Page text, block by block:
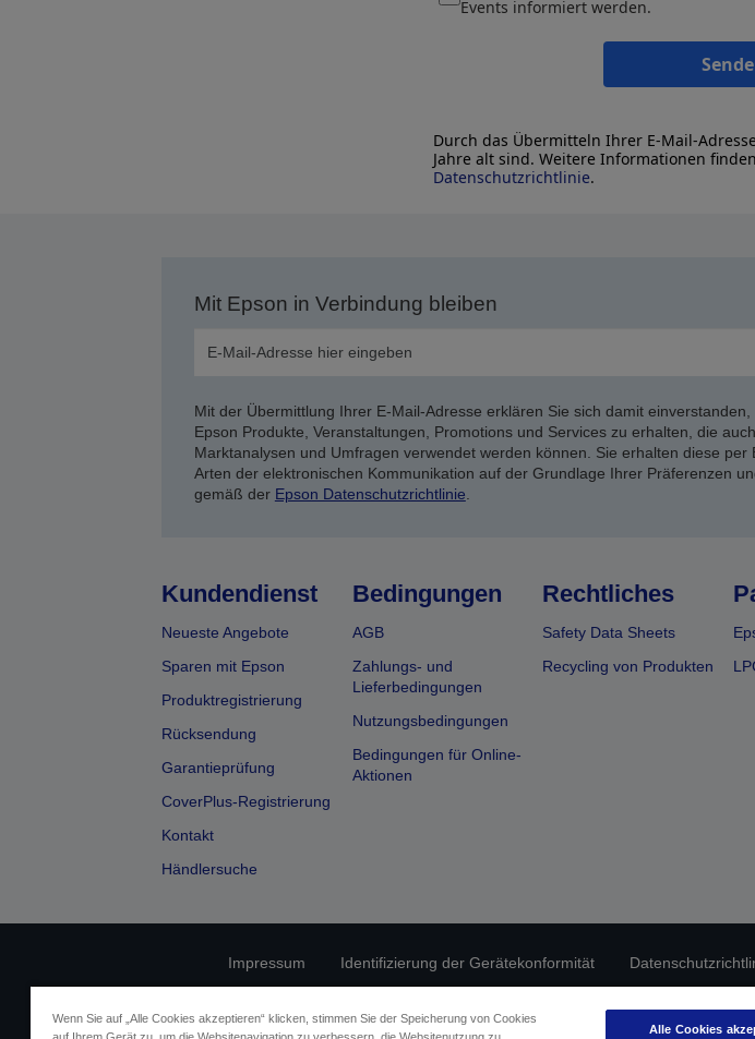
Events informiert werden.
Durch das Übermitteln Ihrer E-Mail-
Jahre alt sind. Weitere Informationen
Datenschutzrichtlinie.
Mit Epson in Verbindung bleiben
Mit der Übermittlung Ihrer E-Mail-Adresse erklären Sie sich damit
Epson Produkte, Veranstaltungen, Promotions und Services zu erhalten, die
Marktanalysen und Umfragen verwendet werden können. Sie erhalten diese per
Arten der elektronischen Kommunikation auf der Grundlage Ihrer Präferenzen
gemäß der Epson Datenschutzrichtlinie
Kundendienst
Neueste Angebote
Sparen mit Epson
Produktregistrierung
Rücksendung
Garantieprüfung
CoverPlus-Registrierung
Kontakt
Händlersuche
Bedingungen
AGB
Zahlungs- und
Lieferbedingungen
Nutzungsbedingungen
Bedingungen für Online-
Aktionen
Rechtliches
Safety Data Sheets
Recycling von Produkten
Impressum Identifizierung der Gerätekonformität
Wenn Sie auf „Alle Cookies akzeptieren“ klicken, stimmen Sie der Speicherung von Cookies
Alle Cookies